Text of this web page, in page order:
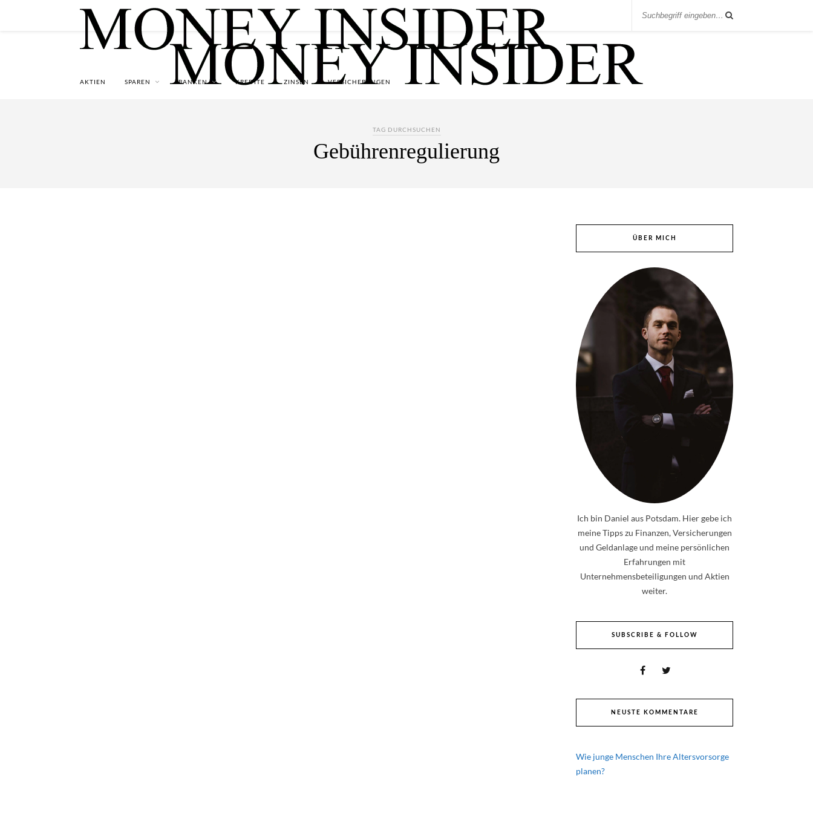
AKTIEN SPAREN BANKEN KREDITE ZINSEN VERSICHERUNGEN
TAG DURCHSUCHEN
Gebührenregulierung
ÜBER MICH
Ich bin Daniel aus Potsdam. Hier gebe ich
meine Tipps zu Finanzen, Versicherungen
und Geldanlage und meine persönlichen
Erfahrungen mit
Unternehmensbeteiligungen und Aktien
weiter.
SUBSCRIBE & FOLLOW
NEUSTE KOMMENTARE
Wie junge Menschen Ihre Altersvorsorge
planen?